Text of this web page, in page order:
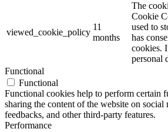
viewed_cookie_policy
11
months
The
Cookie
used to
has
cookies.
personal
Functional
Functional
Functional cookies help to perform certain
sharing the content of the website on
feedbacks, and other third-party features.
Performance